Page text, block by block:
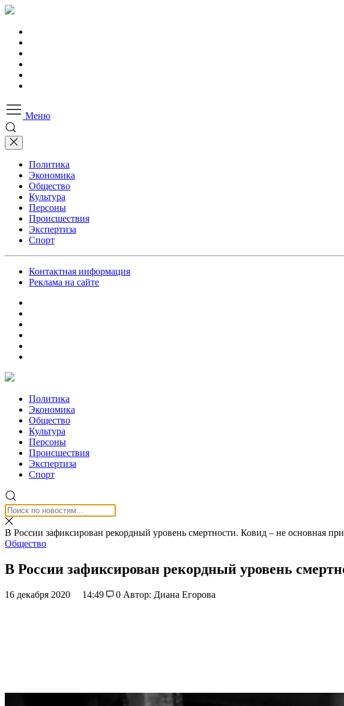
Меню
Политика
Экономика
Общество
Культура
Персоны
Происшествия
Экспертиза
Спорт
Контактная информация
Реклама на сайте
Политика
Экономика
Общество
Культура
Персоны
Происшествия
Экспертиза
Спорт
В России зафиксирован рекордный уровень смертности. Ковид – не основная
Общество
В России зафиксирован рекордный уровень
16 декабря 2020 14:49 0 Автор: Диана Егорова